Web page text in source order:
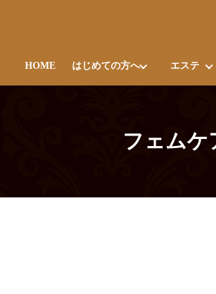
HOME はじめての方へ エステ
フェム